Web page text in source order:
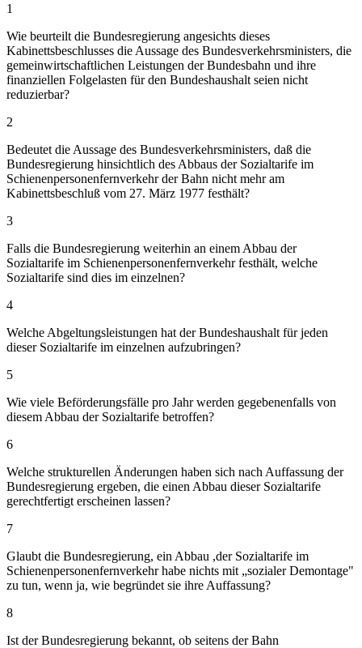
1
Wie beurteilt die Bundesregierung angesichts dieses
Kabinettsbeschlusses die Aussage des Bundesverkehrsministers, die
gemeinwirtschaftlichen Leistungen der Bundesbahn und ihre
finanziellen Folgelasten für den Bundeshaushalt seien nicht
reduzierbar?
2
Bedeutet die Aussage des Bundesverkehrsministers, daß die
Bundesregierung hinsichtlich des Abbaus der Sozialtarife im
Schienenpersonenfernverkehr der Bahn nicht mehr am
Kabinettsbeschluß vom 27. März 1977 festhält?
3
Falls die Bundesregierung weiterhin an einem Abbau der
Sozialtarife im Schienenpersonenfernverkehr festhält, welche
Sozialtarife sind dies im einzelnen?
4
Welche Abgeltungsleistungen hat der Bundeshaushalt für jeden
dieser Sozialtarife im einzelnen aufzubringen?
5
Wie viele Beförderungsfälle pro Jahr werden gegebenenfalls von
diesem Abbau der Sozialtarife betroffen?
6
Welche strukturellen Änderungen haben sich nach Auffassung der
Bundesregierung ergeben, die einen Abbau dieser Sozialtarife
gerechtfertigt erscheinen lassen?
7
Glaubt die Bundesregierung, ein Abbau ,der Sozialtarife im
Schienenpersonenfernverkehr habe nichts mit „sozialer Demontage"
zu tun, wenn ja, wie begründet sie ihre Auffassung?
8
Ist der Bundesregierung bekannt, ob seitens der Bahn